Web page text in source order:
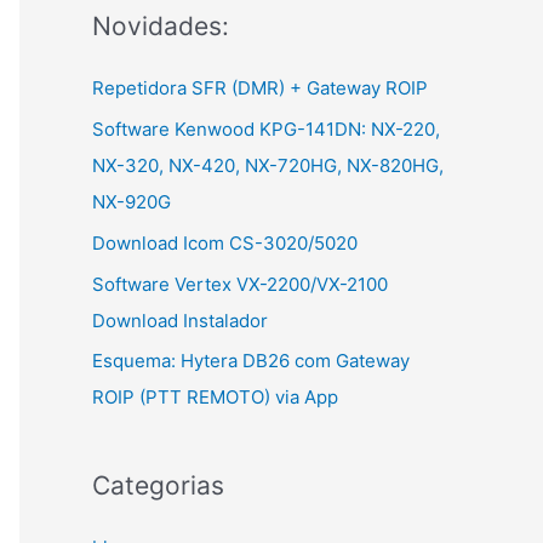
rNovidades:
Repetidora SFR (DMR) + Gateway ROIP
Software Kenwood KPG-141DN: NX-220,
NX-320, NX-420, NX-720HG, NX-820HG,
NX-920G
Download Icom CS-3020/5020
Software Vertex VX-2200/VX-2100
Download Instalador
Esquema: Hytera DB26 com Gateway
ROIP (PTT REMOTO) via App
Categorias